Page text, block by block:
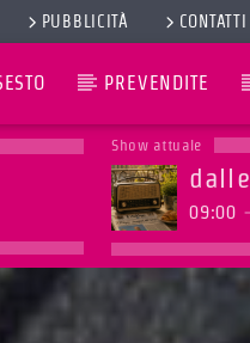
PUBBLICITÀ CONTATTI
PREVENDITE
Show attuale
09:00